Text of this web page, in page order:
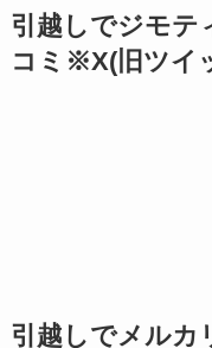
引越しでジモテ
コミ※X(旧ツイ
引越しでメルカ